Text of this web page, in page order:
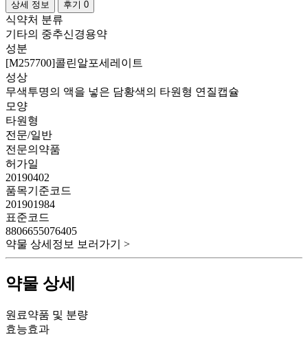
상세 정보 후기 0
식약처 분류
기타의 중추신경용약
성분
[M257700]콜린알포세레이트
성상
무색투명의 액을 넣은 담황색의 타원형 연질캡슐
모양
타원형
전문/일반
전문의약품
허가일
20190402
품목기준코드
201901984
표준코드
8806655076405
약물 상세정보 보러가기 >
약물 상세
원료약품 및 분량
효능효과